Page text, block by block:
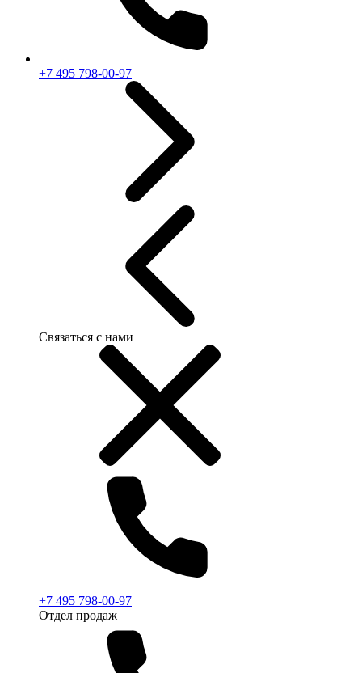
+7 495 798-00-97
Связаться с нами
+7 495 798-00-97
Отдел продаж